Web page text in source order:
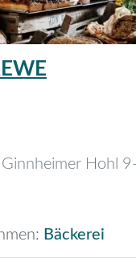
Ginnheimer Hohl
Bäckerei